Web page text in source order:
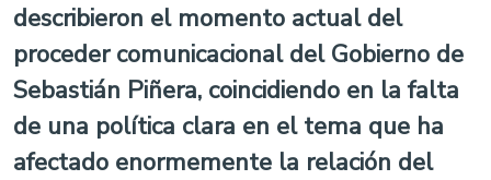
describieron el momento actual del
proceder comunicacional del Gobierno de
Sebastián Piñera, coincidiendo en la falta
de una política clara en el tema que ha
afectado enormemente la relación del